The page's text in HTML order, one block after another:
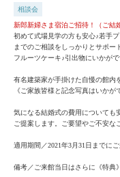
相談会
新郎新婦さま宿泊ご招待！（ご結
初めて式場見学の方も安心♪若手
までのご相談をしっかりとサポ
フルーツケーキ♪引出物にいかがで
有名建築家が手掛けた自慢の館内
《ご家族皆様と記念写真はいかが
気になる結婚式の費用についても
ご提案します。ご要望やご不安な
適用期間／2021年3月31日までに
備考／ご来館当日はさらに《特典